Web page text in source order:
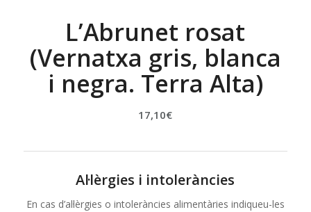
L’Abrunet rosat
(Vernatxa gris, blanca
i negra. Terra Alta)
17,10€
Al·lèrgies i intoleràncies
En cas d’al·lèrgies o intoleràncies alimentàries indiqueu-les